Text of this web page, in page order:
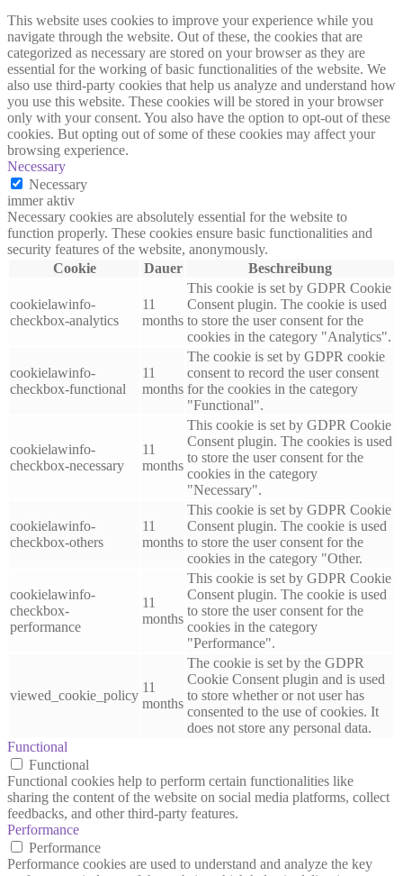
This website uses cookies to improve your experience while you
navigate through the website. Out of these, the cookies that are
categorized as necessary are stored on your browser as they are
essential for the working of basic functionalities of the website. We
also use third-party cookies that help us analyze and understand how
you use this website. These cookies will be stored in your browser
only with your consent. You also have the option to opt-out of these
cookies. But opting out of some of these cookies may affect your
browsing experience.
Necessary
Necessary
immer aktiv
Necessary cookies are absolutely essential for the website to
function properly. These cookies ensure basic functionalities and
security features of the website, anonymously.
Cookie
Dauer Beschreibung
cookielawinfo-
checkbox-analytics
11
months
This cookie is set by GDPR Cookie
Consent plugin. The cookie is used
to store the user consent for the
cookies in the category "Analytics".
cookielawinfo-
checkbox-functional
11
months
The cookie is set by GDPR cookie
consent to record the user consent
for the cookies in the category
"Functional".
cookielawinfo-
checkbox-necessary
11
months
This cookie is set by GDPR Cookie
Consent plugin. The cookies is used
to store the user consent for the
cookies in the category
"Necessary".
cookielawinfo-
checkbox-others
11
months
This cookie is set by GDPR Cookie
Consent plugin. The cookie is used
to store the user consent for the
cookies in the category "Other.
cookielawinfo-
checkbox-
performance
11
months
This cookie is set by GDPR Cookie
Consent plugin. The cookie is used
to store the user consent for the
cookies in the category
"Performance".
viewed_cookie_policy
11
months
The cookie is set by the GDPR
Cookie Consent plugin and is used
to store whether or not user has
consented to the use of cookies. It
does not store any personal data.
Functional
Functional
Functional cookies help to perform certain functionalities like
sharing the content of the website on social media platforms, collect
feedbacks, and other third-party features.
Performance
Performance
Performance cookies are used to understand and analyze the key